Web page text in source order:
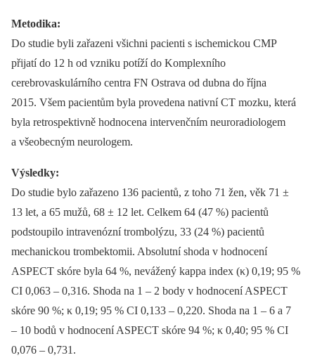
Metodika:
Do studie byli zařazeni všichni pacienti s ischemickou CMP
přijatí do 12 h od vzniku potíží do Komplexního
cerebrovaskulárního centra FN Ostrava od dubna do října
2015. Všem pacientům byla provedena nativní CT mozku, která
byla retrospektivně hodnocena intervenčním neuroradiologem
a všeobecným neurologem.
Výsledky:
Do studie bylo zařazeno 136 pacientů, z toho 71 žen, věk 71 ±
13 let, a 65 mužů, 68 ± 12 let. Celkem 64 (47 %) pa­cientů
podstoupilo intravenózní trombolýzu, 33 (24 %) pacientů
mechanickou trombektomii. Absolutní shoda v hodnocení
ASPECT skóre byla 64 %, nevážený kappa index (κ) 0,19; 95 %
CI 0,063 –⁠ 0,316. Shoda na 1 –⁠ 2 body v hodnocení ASPECT
skóre 90 %; κ 0,19; 95 % CI 0,133 –⁠ 0,220. Shoda na 1 –⁠ 6 a 7
–⁠ 10 bodů v hodnocení ASPECT skóre 94 %; κ 0,40; 95 % CI
0,076 –⁠ 0,731.